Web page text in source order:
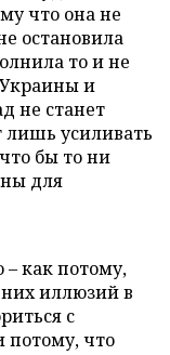
что она не
остановила
то и не
Украины и
не станет
лишь усиливать
бы то ни
для
– как потому,
иллюзий в
с
потому, что